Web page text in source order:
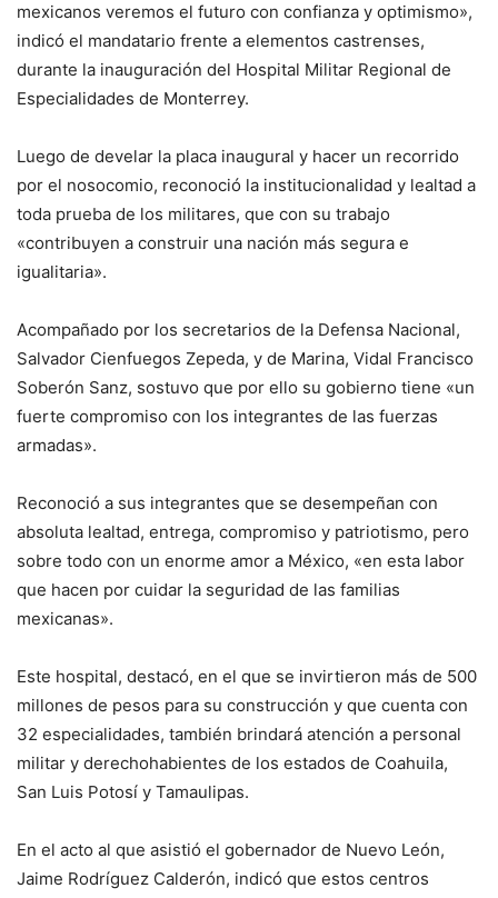
mexicanos veremos el futuro con confianza y optimismo»,
indicó el mandatario frente a elementos castrenses,
durante la inauguración del Hospital Militar Regional de
Especialidades de Monterrey.
Luego de develar la placa inaugural y hacer un recorrido
por el nosocomio, reconoció la institucionalidad y lealtad a
toda prueba de los militares, que con su trabajo
«contribuyen a construir una nación más segura e
igualitaria».
Acompañado por los secretarios de la Defensa Nacional,
Salvador Cienfuegos Zepeda, y de Marina, Vidal Francisco
Soberón Sanz, sostuvo que por ello su gobierno tiene «un
fuerte compromiso con los integrantes de las fuerzas
armadas».
Reconoció a sus integrantes que se desempeñan con
absoluta lealtad, entrega, compromiso y patriotismo, pero
sobre todo con un enorme amor a México, «en esta labor
que hacen por cuidar la seguridad de las familias
mexicanas».
Este hospital, destacó, en el que se invirtieron más de 500
millones de pesos para su construcción y que cuenta con
32 especialidades, también brindará atención a personal
militar y derechohabientes de los estados de Coahuila,
San Luis Potosí y Tamaulipas.
En el acto al que asistió el gobernador de Nuevo León,
Jaime Rodríguez Calderón, indicó que estos centros